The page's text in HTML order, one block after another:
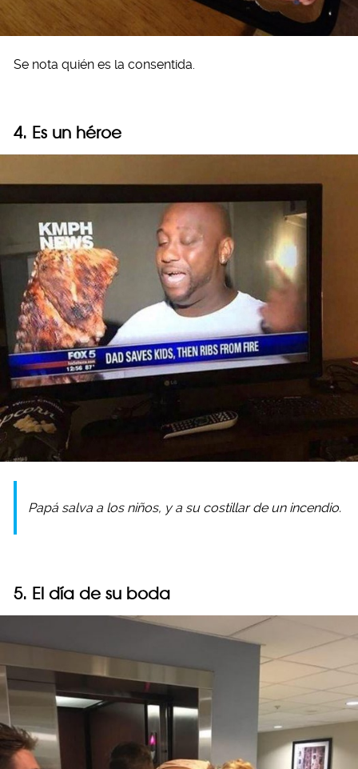
Se nota quién es la consentida.
4. Es un héroe
Papá salva a los niños, y a su costillar de un incendio.
5. El día de su boda